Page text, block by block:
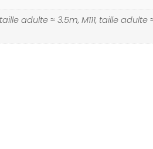
adulte ≈ 3.5m, M111, taille